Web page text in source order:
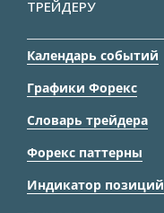
ТРЕЙДЕРУ
Календарь событий
Графики Форекс
Словарь трейдера
Форекс паттерны
Индикатор позиций